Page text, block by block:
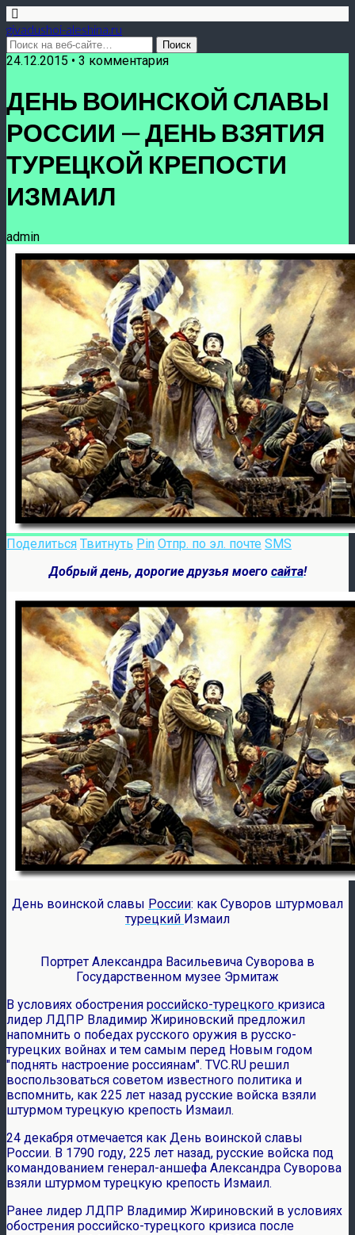
givadushoi-aleshina.ru
24.12.2015 • 3 комментария
ДЕНЬ ВОИНСКОЙ СЛАВЫ
РОССИИ — ДЕНЬ ВЗЯТИЯ
ТУРЕЦКОЙ КРЕПОСТИ
ИЗМАИЛ
admin
Поделиться Твитнуть Pin Отпр. по эл. почте SMS
Добрый день, дорогие друзья моего сайта!
День воинской славы России: как Суворов штурмовал
турецкий Измаил
Портрет Александра Васильевича Суворова в
Государственном музее Эрмитаж
В условиях обострения российско-турецкого кризиса
лидер ЛДПР Владимир Жириновский предложил
напомнить о победах русского оружия в русско-
турецких войнах и тем самым перед Новым годом
"поднять настроение россиянам". TVC.RU решил
воспользоваться советом известного политика и
вспомнить, как 225 лет назад русские войска взяли
штурмом турецкую крепость Измаил.
24 декабря отмечается как День воинской славы
России. В 1790 году, 225 лет назад, русские войска под
командованием генерал-аншефа Александра Суворова
взяли штурмом турецкую крепость Измаил.
Ранее лидер ЛДПР Владимир Жириновский в условиях
обострения российско-турецкого кризиса после